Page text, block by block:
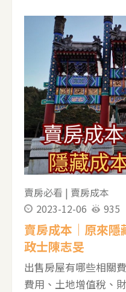
舊制的財產交易所得
輕鬆掌握節稅關鍵！
新制還是舊制？ 在
出售的房產適用哪種
您取得房產的時間點
合一稅）： 於 2016
產適用。 &bull;舊制
2015 年 12 月 31 日
地增值稅，無論新舊
需要繳納。 為了讓您
的重購退稅要件整理
稅 (新制) 土地增值稅
賣房必看 | 賣房成本
2023-12-06
935
賣房成本｜原來
政士陳志旻
出售房屋有哪些相關
費用、土地增值稅、